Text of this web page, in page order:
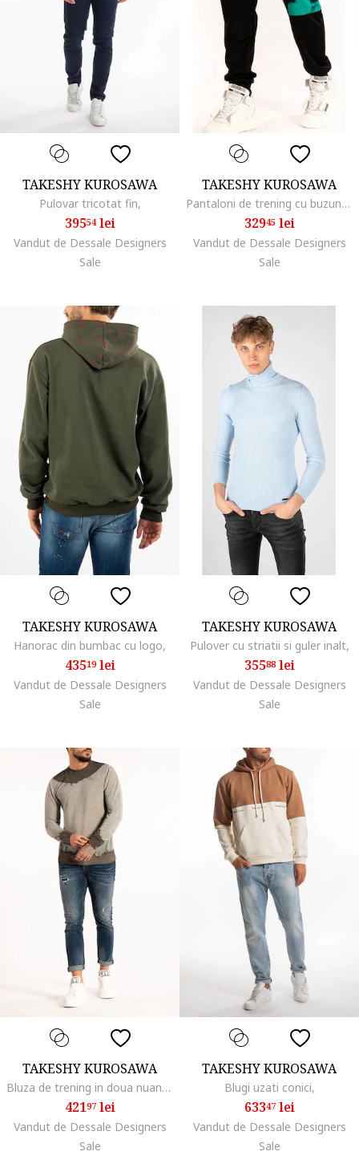
TAKESHY KUROSAWA
Pulovar tricotat fin,
39554lei
Vandut de Dessale Designers
Sale
TAKESHY KUROSAWA
Pantaloni de trening cu buzunar contrastant,
32945lei
Vandut de Dessale Designers
Sale
TAKESHY KUROSAWA
Hanorac din bumbac cu logo,
43519lei
Vandut de Dessale Designers
Sale
TAKESHY KUROSAWA
Pulover cu striatii si guler inalt,
35588lei
Vandut de Dessale Designers
Sale
TAKESHY KUROSAWA
Bluza de trening in doua nuante,
42197lei
Vandut de Dessale Designers
Sale
TAKESHY KUROSAWA
Blugi uzati conici,
63347lei
Vandut de Dessale Designers
Sale